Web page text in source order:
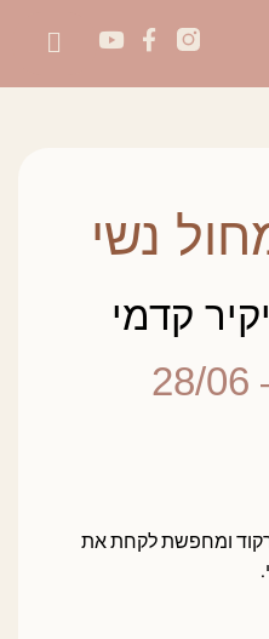
נשי
קדמי
–
ומחפשת לקחת את